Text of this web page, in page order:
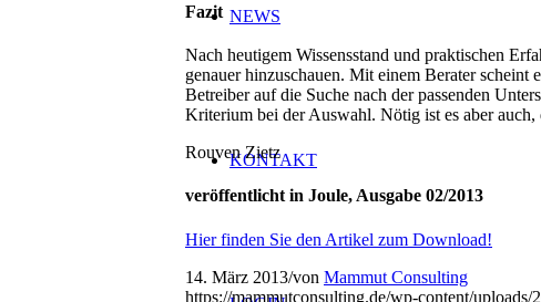
NEWS
KONTAKT
Fazit
Nach heutigem Wissensstand und praktischen
genauer hinzuschauen. Mit einem Berater
Betreiber auf die Suche nach der passenden
Kriterium bei der Auswahl. Nötig ist es aber
Rouven Zietz
veröffentlicht in Joule, Ausgabe 02/2013
Hier finden Sie den Artikel zum Download!
14. März 2013/von Mammut Consulting
https://mammutconsulting.de/wp-content/